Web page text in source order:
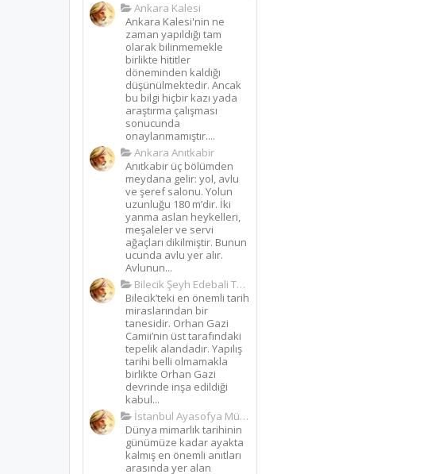
Ankara Kalesi
Ankara Kalesi'nin ne
zaman yapıldığı tam
olarak bilinmemekle
birlikte hititler
döneminden kaldığı
düşünülmektedir. Ancak
bu bilgi hiçbir kazı yada
araştırma çalışması
sonucunda
onaylanmamıştır....
Ankara Anıtkabir
Anıtkabir üç bölümden
meydana gelir: yol, avlu
ve şeref salonu. Yolun
uzunluğu 180 m’dir. İki
yanma aslan heykelleri,
meşaleler ve servi
ağaçları dikilmiştir. Bunun
ucunda avlu yer alır.
Avlunun...
Bilecik Şeyh Edebali Türbesi
Bilecik’teki en önemli tarih
miraslarından bir
tanesidir. Orhan Gazi
Camii’nin üst tarafındaki
tepelik alandadır. Yapılış
tarihi belli olmamakla
birlikte Orhan Gazi
devrinde inşa edildiği
kabul...
İstanbul Ayasofya Müzesi
Dünya mimarlık tarihinin
günümüze kadar ayakta
kalmış en önemli anıtları
arasında yer alan